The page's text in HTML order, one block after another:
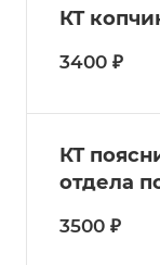
КТ
3400 ₽
КТ
отдела
3500 ₽